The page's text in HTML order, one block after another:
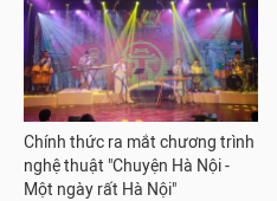
Chính thức ra mắt chương trình
nghệ thuật "Chuyện Hà Nội -
Một ngày rất Hà Nội"